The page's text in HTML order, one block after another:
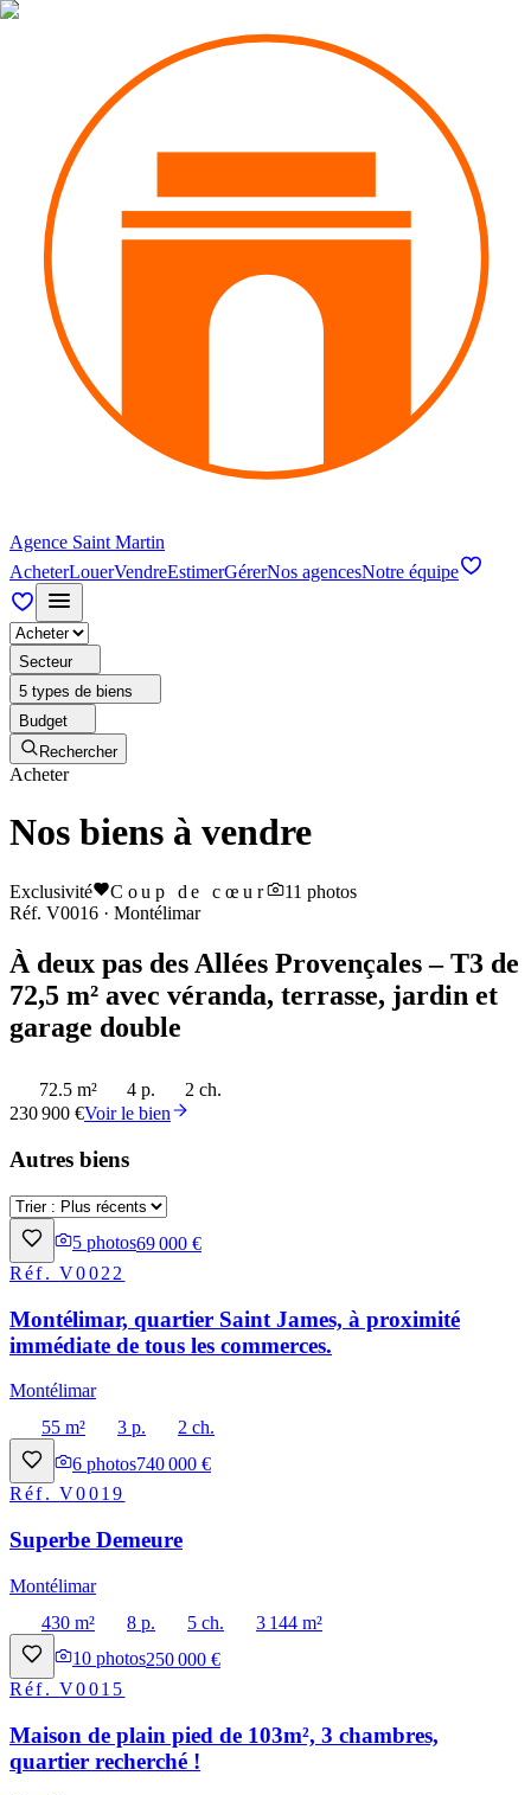
Agence Saint Martin
AcheterLouerVendreEstimerGérerNos agencesNotre équipe
Secteur
5 types de biens
Budget
Rechercher
Acheter
Nos biens à vendre
Exclusivité Coup de cœur 11 photos
Réf. V0016 · Montélimar
À deux pas des Allées Provençales – T3 de
72,5 m² avec véranda, terrasse, jardin et
garage double
72.5 m² 4 p.
2 ch.
230 900 €Voir le bien
Autres biens
5 photos69 000 €
Réf.V0022
Montélimar, quartier Saint James, à proximité
immédiate de tous les commerces.
Montélimar
55 m²
3 p.
2 ch.
6 photos740 000 €
Réf.V0019
Superbe Demeure
Montélimar
430 m²
8 p. 5 ch.
3 144 m²
10 photos250 000 €
Réf.V0015
Maison de plain pied de 103m², 3 chambres,
quartier recherché !